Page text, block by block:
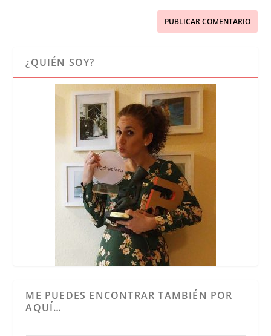
¿QUIÉN SOY?
ME PUEDES ENCONTRAR TAMBIÉN POR
AQUÍ…